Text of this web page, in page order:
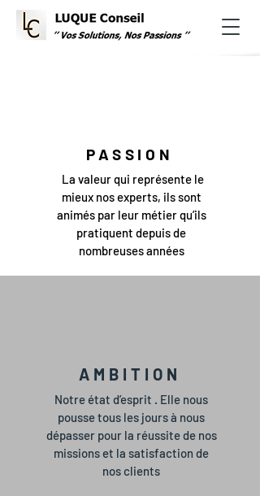
PASSION
La valeur qui représente le
mieux nos experts, ils sont
animés par leur métier qu’ils
pratiquent depuis de
nombreuses années
AMBITION
Notre état d’esprit . Elle nous
pousse tous les jours à nous
dépasser pour la réussite de nos
missions et la satisfaction de
nos clients